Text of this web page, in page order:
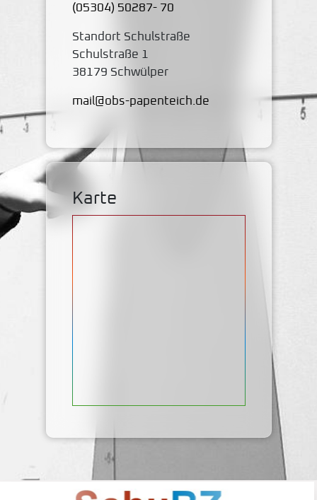
(05304) 50287- 70
Standort Schulstraße
Schulstraße 1
38179 Schwülper
mail@obs-papenteich.de
Karte